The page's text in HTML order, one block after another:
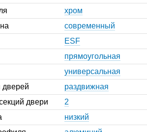
хром
современный
ESF
прямоугольная
универсальная
дверей
раздвижная
двери
2
низкий